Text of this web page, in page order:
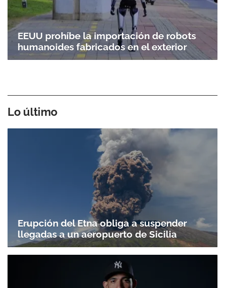
EEUU prohíbe la importación de robots
humanoides fabricados en el exterior
Lo último
Erupción del Etna obliga a suspender
llegadas a un aeropuerto de Sicilia